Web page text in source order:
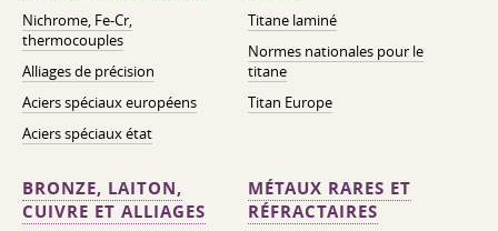
Nichrome, Fe-Cr,
thermocouples
Alliages de précision
Aciers spéciaux européens
Aciers spéciaux état
Titane laminé
Normes nationales pour le
titane
Titan Europe
BRONZE, LAITON,
CUIVRE ET ALLIAGES
MÉTAUX RARES ET
RÉFRACTAIRES